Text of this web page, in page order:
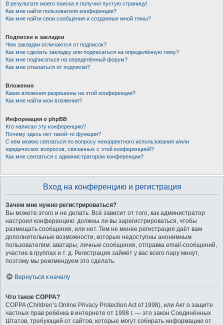
В результате моего поиска я получил пустую страницу!
Как мне найти пользователя конференции?
Как мне найти свои сообщения и созданные мной темы?
Подписки и закладки
Чем закладки отличаются от подписок?
Как мне сделать закладку или подписаться на определённую тему?
Как мне подписаться на определённый форум?
Как мне отказаться от подписки?
Вложения
Какие вложения разрешены на этой конференции?
Как мне найти мои вложения?
Информация о phpBB
Кто написал эту конференцию?
Почему здесь нет такой-то функции?
С кем можно связаться по вопросу некорректного использования и/или
юридических вопросов, связанных с этой конференцией?
Как мне связаться с администратором конференции?
Вход на конференцию и регистрация
Зачем мне нужно регистрироваться?
Вы можете этого и не делать. Всё зависит от того, как администратор
настроил конференцию: должны ли вы зарегистрироваться, чтобы
размещать сообщения, или нет. Тем не менее регистрация даёт вам
дополнительные возможности, которые недоступны анонимным
пользователям: аватары, личные сообщения, отправка email-сообщений,
участие в группах и т. д. Регистрация займёт у вас всего пару минут,
поэтому мы рекомендуем это сделать.
Вернуться к началу
Что такое COPPA?
COPPA (Children’s Online Privacy Protection Act of 1998), или Акт о защите
частных прав ребёнка в интернете от 1998 г. — это закон Соединённых
Штатов, требующий от сайтов, которые могут собирать информацию от